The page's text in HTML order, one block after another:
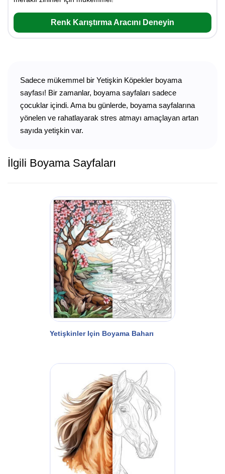
Renk Karıştırma Aracını Deneyin
Sadece mükemmel bir Yetişkin Köpekler boyama
sayfası! Bir zamanlar, boyama sayfaları sadece
çocuklar içindi. Ama bu günlerde, boyama sayfalarına
yönelen ve rahatlayarak stres atmayı amaçlayan artan
sayıda yetişkin var.
İlgili Boyama Sayfaları
Yetişkinler Için Boyama Baharı